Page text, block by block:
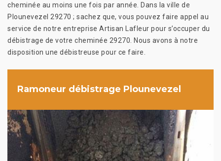
cheminée au moins une fois par année. Dans la ville de
Plounevezel 29270 ; sachez que, vous pouvez faire appel au
service de notre entreprise Artisan Lafleur pour s’occuper du
débistrage de votre cheminée 29270. Nous avons à notre
disposition une débistreuse pour ce faire.
Ramoneur débistrage Plounevezel